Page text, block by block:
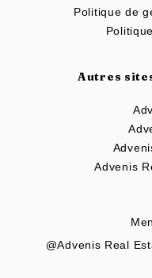
Politique de
Autres
Advenis
@Advenis Real